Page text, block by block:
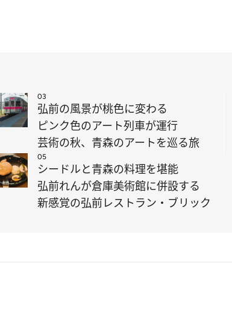
03
弘前の風景が桃色に変わる
ピンク色のアート列車が運行
芸術の秋、青森のアートを巡る旅
05
シードルと青森の料理を堪能
弘前れんが倉庫美術館に併設する
新感覚の弘前レストラン・ブリック